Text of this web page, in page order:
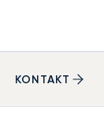
KONTAKT